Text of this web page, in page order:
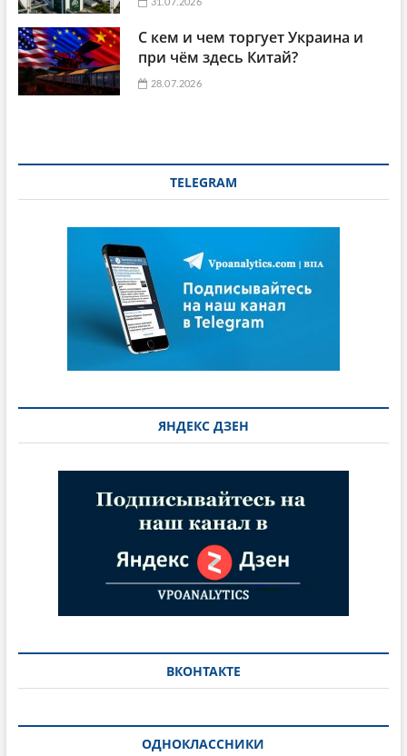
31.07.2026
С кем и чем торгует Украина и
при чём здесь Китай?
28.07.2026
TELEGRAM
ЯНДЕКС ДЗЕН
ВКОНТАКТЕ
ОДНОКЛАССНИКИ